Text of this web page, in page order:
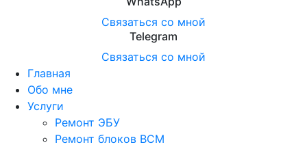
Связаться со мной
Telegram
Связаться со мной
Главная
Обо мне
Услуги
Ремонт ЭБУ
Ремонт блоков BCМ